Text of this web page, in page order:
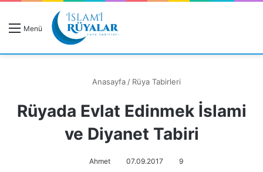
Menü
Anasayfa / Rüya Tabirleri
Rüyada Evlat Edinmek İslami
ve Diyanet Tabiri
Ahmet 07.09.2017 9
Rüyanızı Arayın